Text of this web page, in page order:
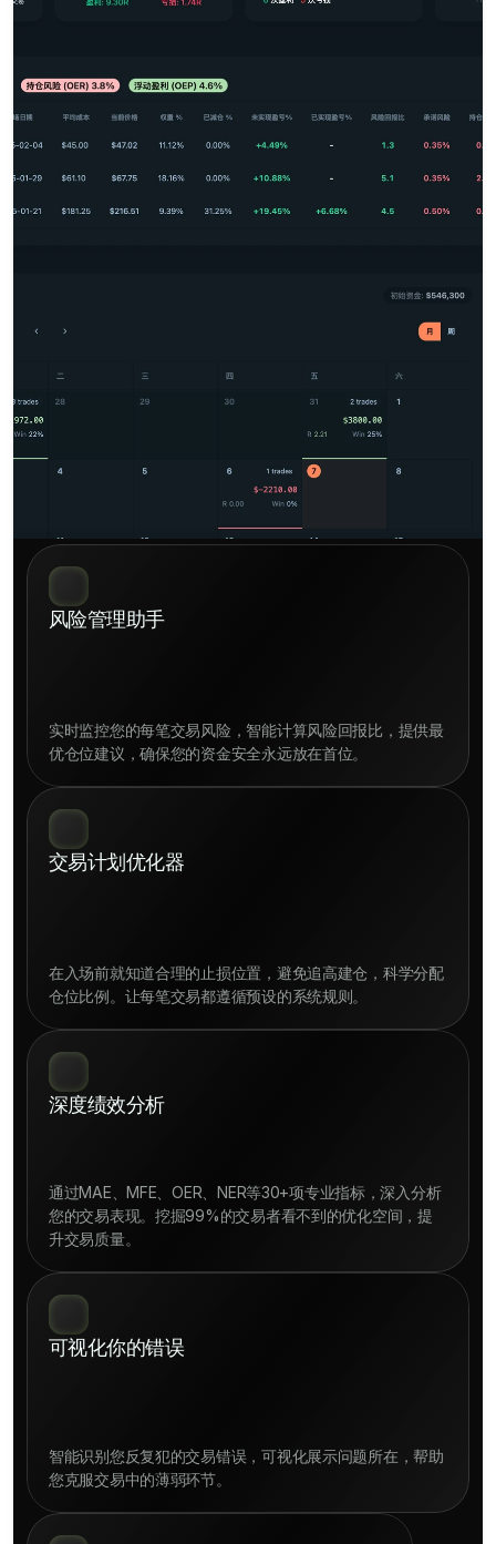
风险管理助手
实时监控您的每笔交易风险，智能计算风险回报比，提供最
交易计划优化器
在入场前就知道合理的止损位置，避免追高建仓，科学分配
深度绩效分析
通过MAE、MFE、OER、NER等30+项专业指标，深入分析
您的交易表现。挖掘99%的交易者看不到的优化空间，提
可视化你的错误
智能识别您反复犯的交易错误，可视化展示问题所在，帮助